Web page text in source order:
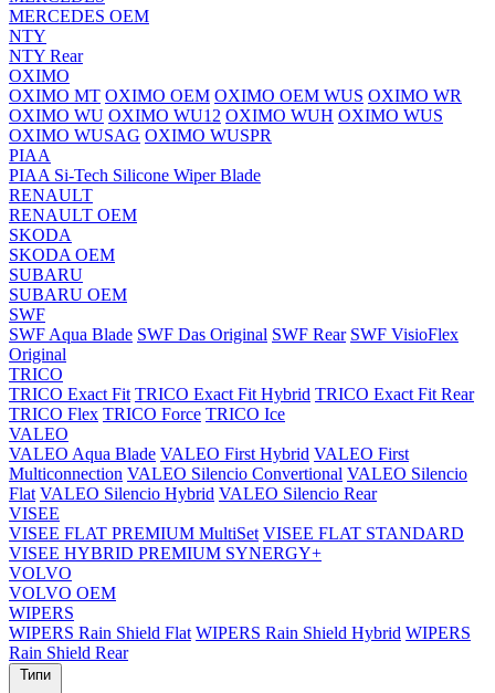
MERCEDES OEM
NTY
NTY Rear
OXIMO
OXIMO MT OXIMO OEM OXIMO OEM WUS OXIMO WR
OXIMO WU OXIMO WU12 OXIMO WUH OXIMO WUS
OXIMO WUSAG OXIMO WUSPR
PIAA
PIAA Si-Tech Silicone Wiper Blade
RENAULT
RENAULT OEM
SKODA
SKODA OEM
SUBARU
SUBARU OEM
SWF
SWF Aqua Blade SWF Das Original SWF Rear SWF VisioFlex
Original
TRICO
TRICO Exact Fit TRICO Exact Fit Hybrid TRICO Exact Fit Rear
TRICO Flex TRICO Force TRICO Ice
VALEO
VALEO Aqua Blade VALEO First Hybrid VALEO First
Multiconnection VALEO Silencio Convertional VALEO Silencio
Flat VALEO Silencio Hybrid VALEO Silencio Rear
VISEE
VISEE FLAT PREMIUM MultiSet VISEE FLAT STANDARD
VISEE HYBRID PREMIUM SYNERGY+
VOLVO
VOLVO OEM
WIPERS
WIPERS Rain Shield Flat WIPERS Rain Shield Hybrid WIPERS
Rain Shield Rear
Типи